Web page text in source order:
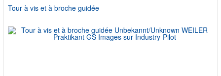
Tour à vis et à broche guidée